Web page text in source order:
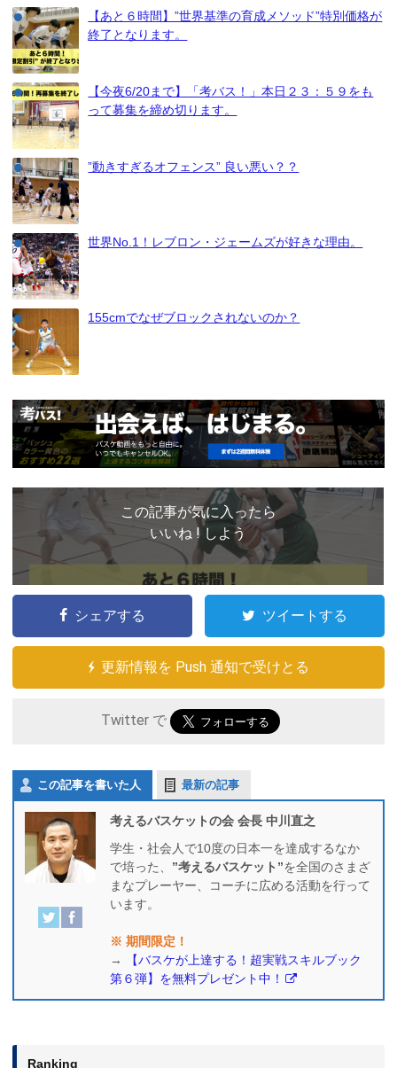
【あと６時間】”世界基準の育成メソッド”特別価格が
終了となります。
【今夜6/20まで】「考バス！」本日２３：５９をも
って募集を締め切ります。
”動きすぎるオフェンス” 良い悪い？？
世界No.1！レブロン・ジェームズが好きな理由。
155cmでなぜブロックされないのか？
この記事が気に入ったら
いいね ! しよう
シェアする ツイートする
更新情報を Push 通知で受けとる
Twitter で
この記事を書いた人 最新の記事
考えるバスケットの会 会長 中川直之
学生・社会人で10度の日本一を達成するなか
で培った、 ”考えるバスケット”を全国のさまざ
まなプレーヤー、コーチに広める活動を行って
います。
※ 期間限定！
→
【バスケが上達する！超実戦スキルブック
第６弾】を無料プレゼント中！
Ranking